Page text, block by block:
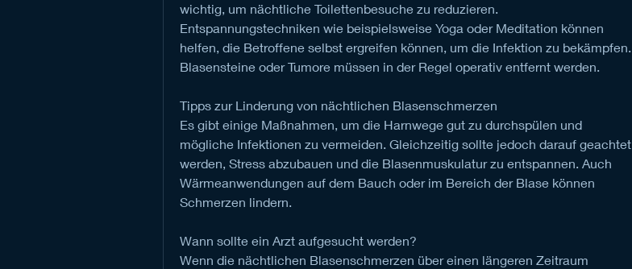
wichtig, um nächtliche Toilettenbesuche zu reduzieren.
Entspannungstechniken wie beispielsweise Yoga oder Meditation können
helfen, die Betroffene selbst ergreifen können, um die Infektion zu bekämpfen.
Blasensteine oder Tumore müssen in der Regel operativ entfernt werden.
Tipps zur Linderung von nächtlichen Blasenschmerzen
Es gibt einige Maßnahmen, um die Harnwege gut zu durchspülen und
mögliche Infektionen zu vermeiden. Gleichzeitig sollte jedoch darauf geachtet
werden, Stress abzubauen und die Blasenmuskulatur zu entspannen. Auch
Wärmeanwendungen auf dem Bauch oder im Bereich der Blase können
Schmerzen lindern.
Wann sollte ein Arzt aufgesucht werden?
Wenn die nächtlichen Blasenschmerzen über einen längeren Zeitraum